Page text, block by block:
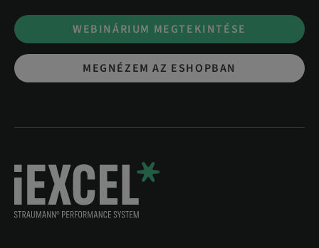
WEBINÁRIUM MEGTEKINTÉSE
MEGNÉZEM AZ ESHOPBAN